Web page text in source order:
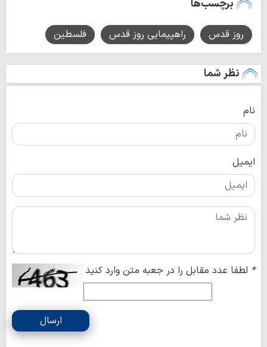
برچسب‌ها
روز قدس راهپیمایی روز قدس فلسطین
نظر شما
نام
ایمیل
* لطفا عدد مقابل را در جعبه متن وارد کنید
ارسال